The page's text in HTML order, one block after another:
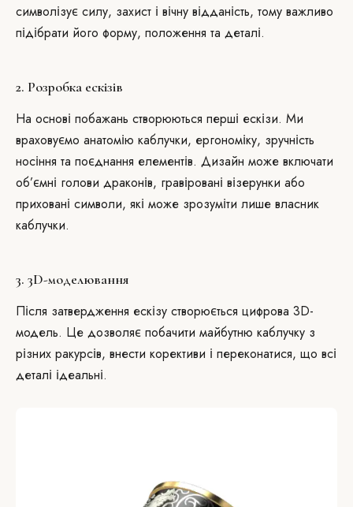
символізує силу, захист і вічну відданість, тому важливо
підібрати його форму, положення та деталі.
2. Розробка ескізів
На основі побажань створюються перші ескізи. Ми
враховуємо анатомію каблучки, ергономіку, зручність
носіння та поєднання елементів. Дизайн може включати
об’ємні голови драконів, гравіровані візерунки або
приховані символи, які може зрозуміти лише власник
каблучки.
3. 3D-моделювання
Після затвердження ескізу створюється цифрова 3D-
модель. Це дозволяє побачити майбутню каблучку з
різних ракурсів, внести корективи і переконатися, що всі
деталі ідеальні.